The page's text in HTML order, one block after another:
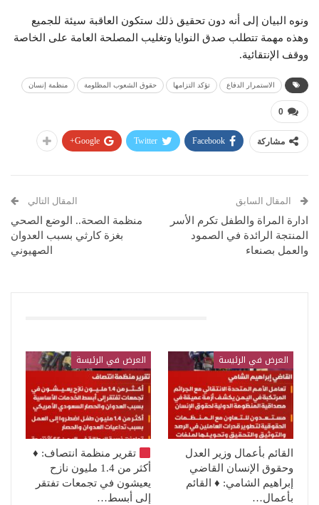
ونوه البيان إلى أنه دون تحقيق ذلك ستكون العاقبة سيئة للجميع
وهذه مهمة تتطلب صدق النوايا وتغليب المصلحة العامة على الخاصة
ووقف الإنتقائية.
الاستمرار الدفاع تؤكد التزامها حقوق الشعوب المظلومة منظمة إنسان
0
مشاركة Facebook
Twitter
Google+
المقال السابق
ادارة المراة والطفل تكرم الأسر
المنتجة الرائدة في الصمود
والعمل بصنعاء
المقال التالي
منظمة الصحة.. الوضع الصحي
بغزة كارثي بسبب العدوان
الصهيوني
العرض في الرئيسة
القائم بأعمال وزير العدل
وحقوق الإنسان القاضي
إبراهيم الشامي: ♦️ القائم
بأعمال…
العرض في الرئيسة
تقرير منظمة انتصاف: ♦️
أكثر من 1.4 مليون نازح
يعيشون في تجمعات تفتقر
إلى أبسط…